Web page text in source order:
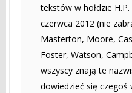
tekstów w hołdzie
czerwca 2012 (nie
Masterton, Moore,
Foster, Watson,
wszyscy znają te
dowiedzieć się